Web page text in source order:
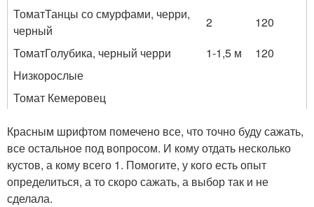
ТоматТанцы со смурфами, черри,
черный
2
120
ТоматГолубика, черный черри 1-1,5 м
120
Низкорослые
Томат Кемеровец
Красным шрифтом помечено все, что точно буду сажать,
все остальное под вопросом. И кому отдать несколько
кустов, а кому всего 1. Помогите, у кого есть опыт
определиться, а то скоро сажать, а выбор так и не
сделала.